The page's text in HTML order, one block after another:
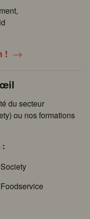
!
du secteur
ou nos formations
:
Society
Foodservice